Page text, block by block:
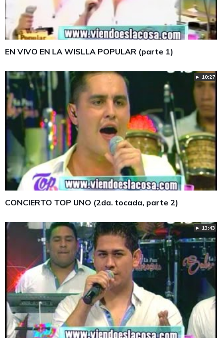
EN VIVO EN LA WISLLA POPULAR (parte 1)
► 10:27
CONCIERTO TOP UNO (2da. tocada, parte 2)
► 13:43